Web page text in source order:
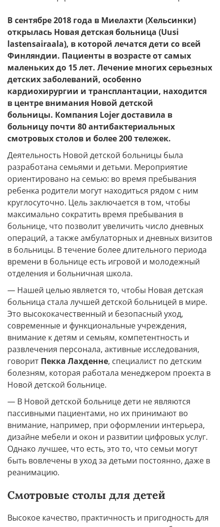
В сентябре 2018 года в Миелахти (Хельсинки)
открылась Новая детская больница (Uusi
lastensairaala), в которой лечатся дети со всей
Финляндии. Пациенты в возрасте от самых
маленьких до 15 лет. Лечение многих серьезных
детских заболеваний, особенно
кардиохирургии и трансплантации, находится
в центре внимания Новой детской
больницы. Компания Lojer доставила в
больницу почти 80 антибактериальных
смотровых столов и более 200 тележек.
Деятельность Новой детской больницы была
разработана семьями и детьми. Мероприятие
ориентировано на семью: во время пребывания
ребенка родители могут находиться рядом с ним
круглосуточно. Цель заключается в том, чтобы
максимально сократить время пребывания в
больнице, что позволит увеличить число дневных
операций, а также амбулаторных и дневных визитов
в больницы. В течение более длительного периода
времени в больнице есть игровой и молодежный
отделения и больничная школа.
— Нашей целью является то, чтобы Новая детская
больница стала лучшей детской больницей в мире.
Это высококачественный и безопасный уход,
современные и функциональные учреждения,
внимание к детям и семьям, компетентность и
развлечения персонала, активные исследования,
говорит Пекка Лахденне, специалист по детским
болезням, которая работала менеджером проекта в
Новой детской больнице.
— В Новой детской больнице дети не являются
пассивными пациентами, но их принимают во
внимание, например, при оформлении интерьера,
дизайне мебели и окон и развитии цифровых услуг.
Однако лучшее, что есть, это то, что семьи могут
быть вовлечены в уход за детьми постоянно, даже в
реанимацию.
Смотровые столы для детей
Высокое качество, практичность и пригодность для